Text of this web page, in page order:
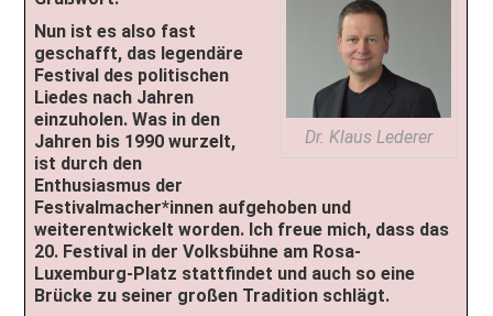
Dr. Klaus Lederer
Nun ist es also fast
geschafft, das legendäre
Festival des politischen
Liedes nach Jahren
einzuholen. Was in den
Jahren bis 1990 wurzelt,
ist durch den
Enthusiasmus der
Festivalmacher*innen aufgehoben und
weiterentwickelt worden. Ich freue mich, dass das
20. Festival in der Volksbühne am Rosa-
Luxemburg-Platz stattfindet und auch so eine
Brücke zu seiner großen Tradition schlägt.